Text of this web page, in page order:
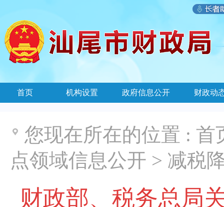
首页 机构设置 政府信息公开 财政动
您现在所在的位置 : 首
点领域信息公开 > 减税
财政部、税务总局